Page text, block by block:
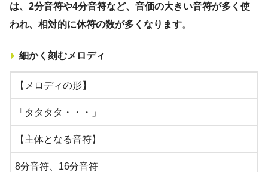
は、2分音符や4分音符など、音価の大きい音符が多く使
われ、相対的に休符の数が多くなります。
細かく刻むメロディ
【メロディの形】
「タタタタ・・・」
【主体となる音符】
8分音符、16分音符